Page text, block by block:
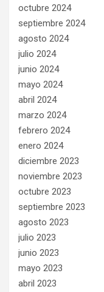
octubre 2024
septiembre 2024
agosto 2024
julio 2024
junio 2024
mayo 2024
abril 2024
marzo 2024
febrero 2024
enero 2024
diciembre 2023
noviembre 2023
octubre 2023
septiembre 2023
agosto 2023
julio 2023
junio 2023
mayo 2023
abril 2023